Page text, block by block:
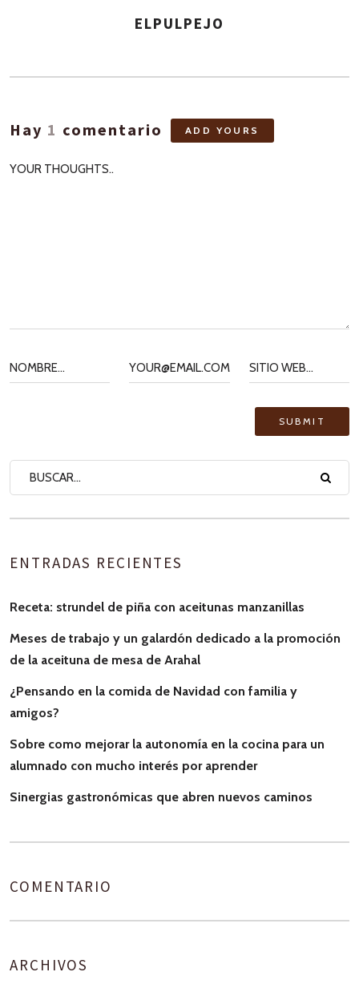
ELPULPEJO
Hay 1 comentario ADD YOURS
ENTRADAS RECIENTES
Receta: strundel de piña con aceitunas manzanillas
Meses de trabajo y un galardón dedicado a la promoción
de la aceituna de mesa de Arahal
¿Pensando en la comida de Navidad con familia y
amigos?
Sobre como mejorar la autonomía en la cocina para un
alumnado con mucho interés por aprender
Sinergias gastronómicas que abren nuevos caminos
COMENTARIO
ARCHIVOS